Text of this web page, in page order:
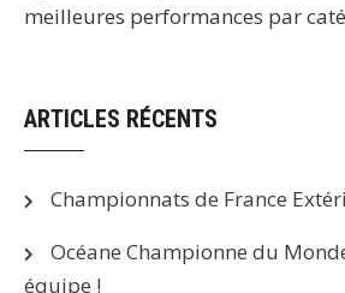
meilleures performances par
ARTICLES RÉCENTS
Championnats de France
Océane Championne du
équipe !